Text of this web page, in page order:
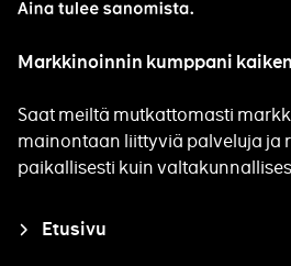
Markkinoinnin kumppani
Saat meiltä mutkattomasti
mainontaan liittyviä palveluja ja
paikallisesti kuin
Closure
Etusivu